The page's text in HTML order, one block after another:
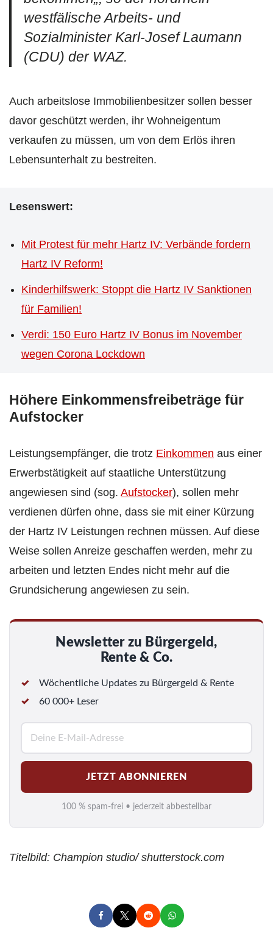
westfälische Arbeits- und
Sozialminister Karl-Josef Laumann
(CDU) der WAZ.
Auch arbeitslose Immobilienbesitzer sollen besser
davor geschützt werden, ihr Wohneigentum
verkaufen zu müssen, um von dem Erlös ihren
Lebensunterhalt zu bestreiten.
Lesenswert:
Mit Protest für mehr Hartz IV: Verbände fordern
Hartz IV Reform!
Kinderhilfswerk: Stoppt die Hartz IV Sanktionen
für Familien!
Verdi: 150 Euro Hartz IV Bonus im November
wegen Corona Lockdown
Höhere Einkommensfreibeträge für
Aufstocker
Leistungsempfänger, die trotz Einkommen aus einer
Erwerbstätigkeit auf staatliche Unterstützung
angewiesen sind (sog. Aufstocker), sollen mehr
verdienen dürfen ohne, dass sie mit einer Kürzung
der Hartz IV Leistungen rechnen müssen. Auf diese
Weise sollen Anreize geschaffen werden, mehr zu
arbeiten und letzten Endes nicht mehr auf die
Grundsicherung angewiesen zu sein.
Newsletter zu Bürgergeld,
Rente & Co.
Wöchentliche Updates zu Bürgergeld & Rente
60 000+ Leser
M
a
i
l
*
JETZT ABONNIEREN
100 % spam-frei • jederzeit abbestellbar
Titelbild: Champion studio/ shutterstock.com